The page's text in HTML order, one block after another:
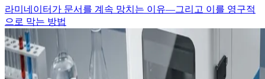
라미네이터가 문서를 계속 망치는 이유—그리고 이를 영구적
으로 막는 방법